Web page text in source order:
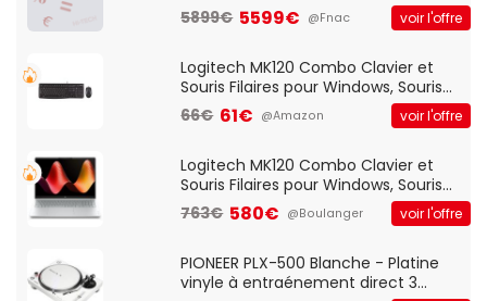
5899€ 5599€ @Fnac voir l'offre
Logitech MK120 Combo Clavier et
Souris Filaires pour Windows, Souris
Optique Filaire, Connexion USB Plug
And Play, Confortable, Taille
QWERTY UK - Noir
66€ 61€ @Amazon voir l'offre
Logitech MK120 Combo Clavier et
Souris Filaires pour Windows, Souris
Optique Filaire, Connexion USB Plug
And Play, Confortable, Taille
QWERTY UK - Noir
763€ 580€ @Boulanger voir l'offre
PIONEER PLX-500 Blanche - Platine
vinyle à entraénement direct 3